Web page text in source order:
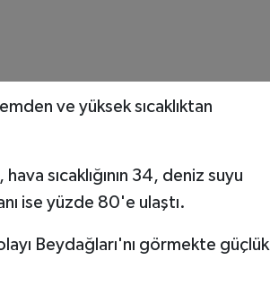
ve yüksek sıcaklıktan
sıcaklığının 34, deniz suyu
ise yüzde 80'e ulaştı.
Beydağları'nı görmekte güçlük